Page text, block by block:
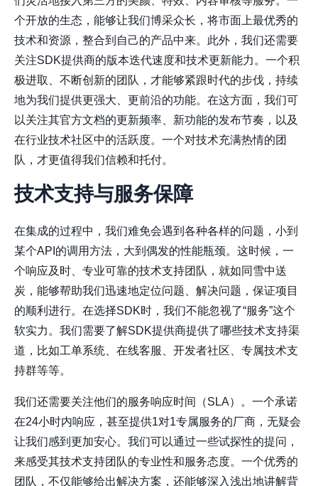
个开放的生态，能够让我们博采众长，将市面上最优秀的
技术和资源，整合到自己的产品中来。此外，我们还需要
关注SDK提供商的版本迭代速度和技术更新能力。一个积
极进取、不断创新的团队，才能够紧跟时代的步伐，持续
地为我们提供更强大、更前沿的功能。在这方面，我们可
以关注其官方文档的更新频率、新功能的发布节奏，以及
在行业技术社区中的活跃度。一个对技术充满热情的团
队，才更值得我们信赖和托付。
技术支持与服务保障
在集成的过程中，我们难免会遇到各种各样的问题，小到
某个API的调用方法，大到偶发的性能瓶颈。这时候，一
个响应及时、专业可靠的技术支持团队，就如同雪中送
炭，能够帮助我们迅速地定位问题、解决问题，保证项目
的顺利进行。在选择SDK时，我们不能忽视了“服务”这个
软实力。我们需要了解SDK提供商提供了哪些技术支持渠
道，比如工单系统、在线客服、开发者社区、专属技术支
持群等等。
我们还需要关注他们的服务响应时间（SLA）。一个承诺
在24小时内响应，甚至提供1对1专属服务的厂商，无疑会
让我们感到更加安心。我们可以通过一些试探性的提问，
来感受其技术支持团队的专业性和服务态度。一个优秀的
团队，不仅能够给出解决方案，还能够深入浅出地讲解背